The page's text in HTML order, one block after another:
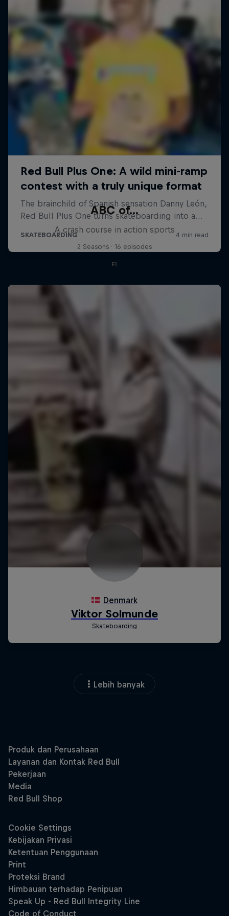
ABC of...
A crash course in action sports
2 Seasons · 16 episodes
F1
Lebih banyak